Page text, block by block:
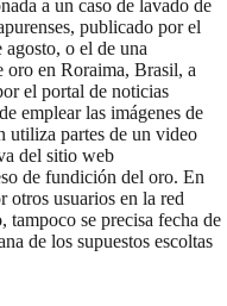
a un caso de lavado de
publicado por el
o el de una
oro en Roraima, Brasil, a
el portal de noticias
emplear las imágenes de
utiliza partes de un video
del sitio web
de fundición del oro. En
otros usuarios en la red
tampoco se precisa fecha de
de los supuestos escoltas